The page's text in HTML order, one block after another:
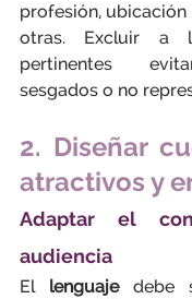
profesión,
otras. Excluir a
pertinentes
sesgados o no
2. Diseñar
atractivos y
Adaptar el
audiencia
El lenguaje debe